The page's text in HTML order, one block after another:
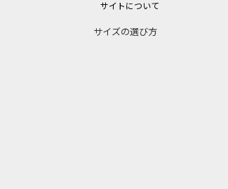
サイトについて
サイズの選び方